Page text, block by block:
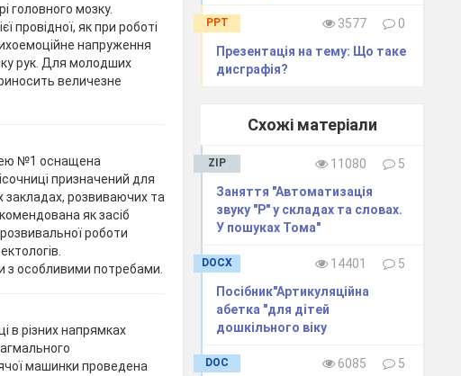
головного мозку.
провідної, як при роботі
напруження
рук. Для молодших
величезне
№1 оснащена
призначений для
закладах, розвиваючих та
як засіб
роботи
з особливими потребами.
в різних напрямках
машинки проведена
PPT 3577
0
Презентація на тему: Що таке
дисграфія?
Схожі матеріали
ZIP 11080
5
Заняття "Автоматизація
звуку "Р" у складах та словах.
У пошуках Тома"
DOCX 14401
5
Посібник"Артикуляційна
абетка "для дітей
дошкільного віку
DOC 6085
5